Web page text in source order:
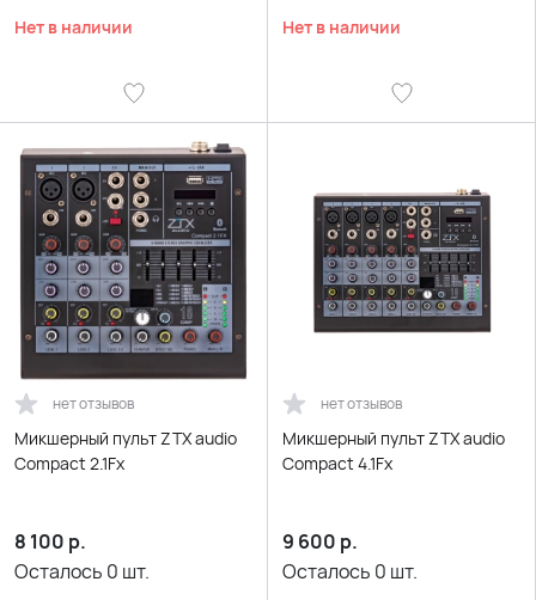
Нет в наличии Нет в наличии
нет отзывов
Микшерный пульт ZTX audio
Compact 2.1Fx
8 100 р.
Осталось 0 шт.
нет отзывов
Микшерный пульт ZTX audio
Compact 4.1Fx
9 600 р.
Осталось 0 шт.